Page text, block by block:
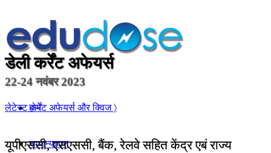
होम
सामान्यज्ञान
डेली कर्रेंट अफेयर्स
22-24 नवंबर 2023
लेटेस्ट कर्रेंट अफेयर्स और क्विज 〉
यूपीएससी, एसएससी, बैंक, रेलवे सहित केंद्र एबं राज्य